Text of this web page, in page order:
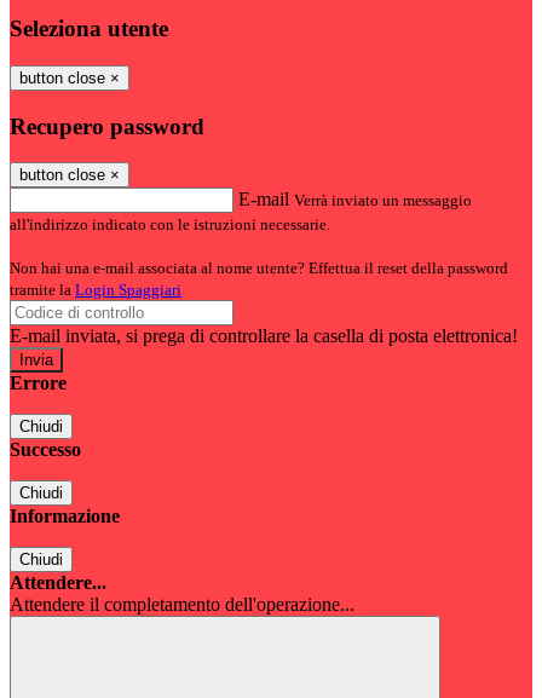
Seleziona utente
button close ×
Recupero password
button close ×
E-mail Verrà inviato un messaggio
all'indirizzo indicato con le istruzioni necessarie.
Non hai una e-mail associata al nome utente? Effettua il reset della password
tramite la Login Spaggiari
E-mail inviata, si prega di controllare la casella di posta elettronica!
Errore
Chiudi
Successo
Chiudi
Informazione
Chiudi
Attendere...
Attendere il completamento dell'operazione...